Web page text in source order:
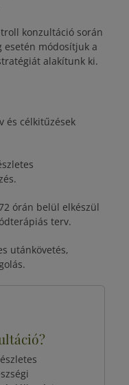
konzultáció során
esetén módosítjuk a
alakítunk ki.
és célkitűzések
órán belül elkészül
terv.
utánkövetés,